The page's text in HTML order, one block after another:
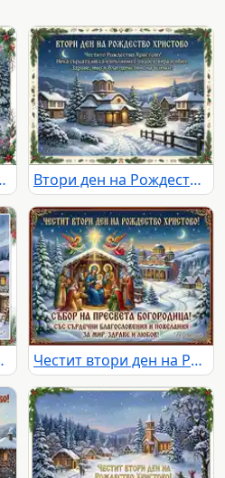
елха. Поздрав за Събор на Богородица. Втори ден на Рождество Христово: Заснежено село с църква и коледна елха, празнична картичка с пожелание.
Коледа в зимно село Честит втори ден на Рождество Христово! Свето семейство, влъхви и зимна църква. Пожелания за мир, здраве и любов.